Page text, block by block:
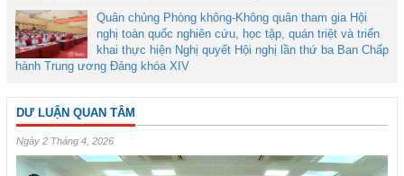
Quân chủng Phòng không-Không quân tham gia Hội
nghị toàn quốc nghiên cứu, học tập, quán triệt và triển
khai thực hiện Nghị quyết Hội nghị lần thứ ba Ban Chấp
hành Trung ương Đảng khóa XIV
DƯ LUẬN QUAN TÂM
Ngày 2 Tháng 4, 2026